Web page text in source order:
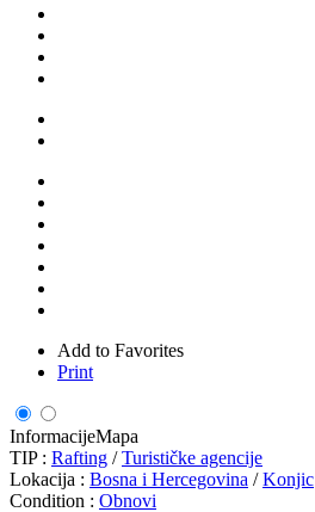
Add to Favorites
Print
InformacijeMapa
TIP : Rafting /Turističke agencije
Lokacija : Bosna i Hercegovina /Konjic
Condition : Obnovi